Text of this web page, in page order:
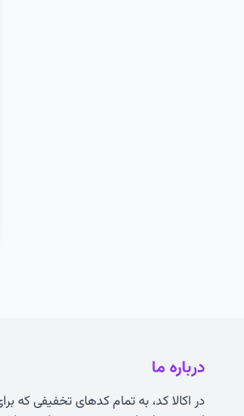
درباره ما
در اکالا کد، به تمام کدهای تخفیفی که